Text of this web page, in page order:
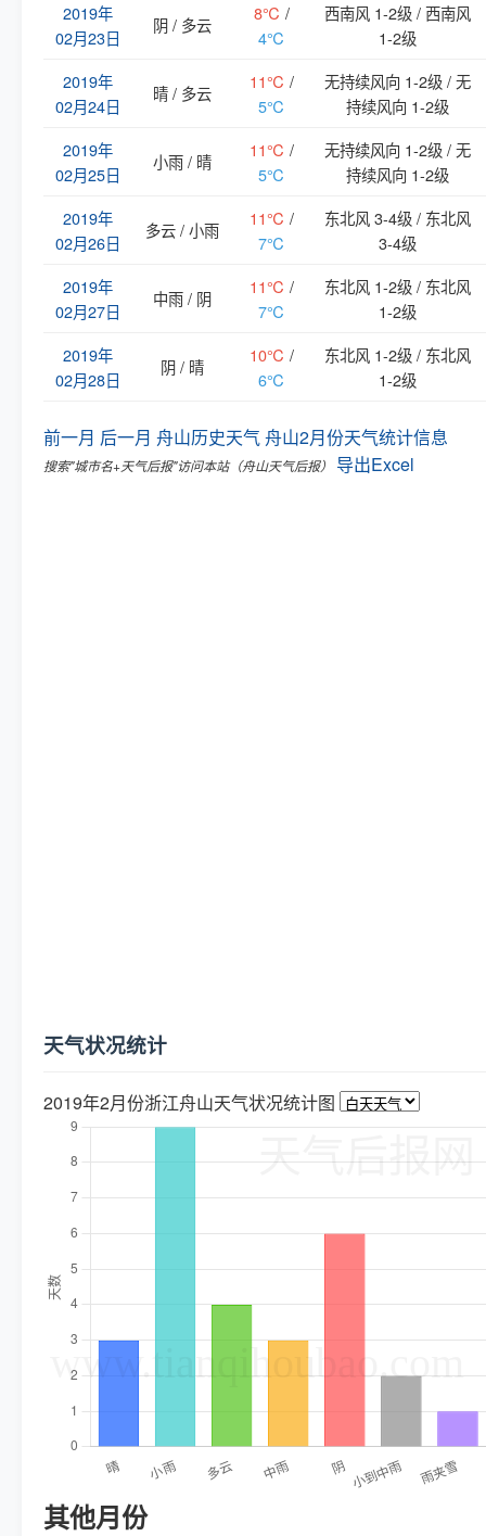
2019年
02月23日
阴 / 多云
8℃ /
4℃
西南风 1-2级 / 西南风
1-2级
2019年
02月24日
晴 / 多云
11℃ /
5℃
无持续风向 1-2级 / 无
持续风向 1-2级
2019年
02月25日
小雨 / 晴
11℃ /
5℃
无持续风向 1-2级 / 无
持续风向 1-2级
2019年
02月26日
多云 / 小雨
11℃ /
7℃
东北风 3-4级 / 东北风
3-4级
2019年
02月27日
中雨 / 阴
11℃ /
7℃
东北风 1-2级 / 东北风
1-2级
2019年
02月28日
阴 / 晴
10℃ /
6℃
东北风 1-2级 / 东北风
1-2级
前一月 后一月 舟山历史天气 舟山2月份天气统计信息
搜索"城市名+天气后报"访问本站（舟山天气后报） 导出Excel
天气状况统计
2019年2月份浙江舟山天气状况统计图
其他月份